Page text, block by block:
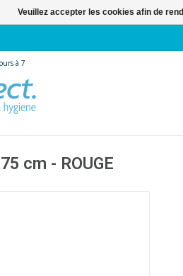
à 7
cm - ROUGE
Veuillez accepter les cookies afin de